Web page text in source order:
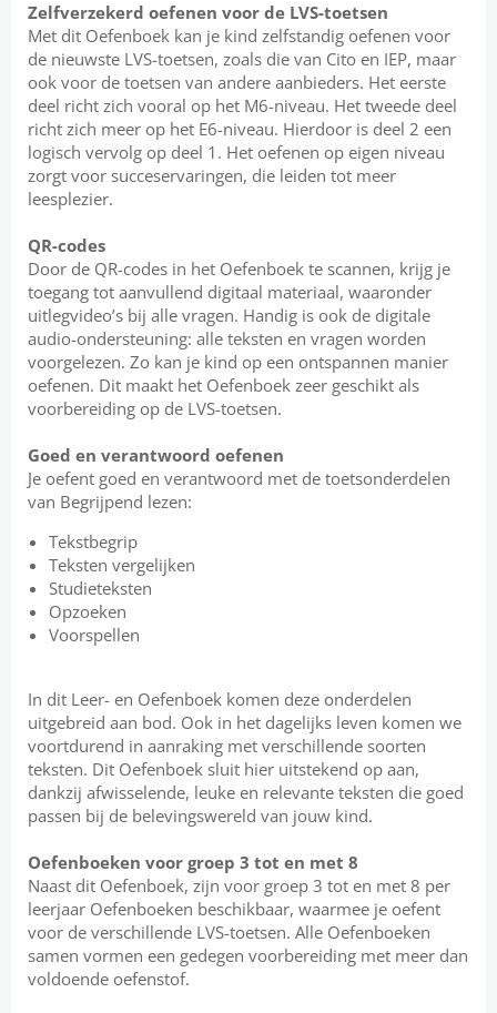
Zelfverzekerd oefenen voor de LVS-toetsen
Met dit Oefenboek kan je kind zelfstandig oefenen voor
de nieuwste LVS-toetsen, zoals die van Cito en IEP, maar
ook voor de toetsen van andere aanbieders. Het eerste
deel richt zich vooral op het M6-niveau. Het tweede deel
richt zich meer op het E6-niveau. Hierdoor is deel 2 een
logisch vervolg op deel 1. Het oefenen op eigen niveau
zorgt voor succeservaringen, die leiden tot meer
leesplezier.
QR-codes
Door de QR-codes in het Oefenboek te scannen, krijg je
toegang tot aanvullend digitaal materiaal, waaronder
uitlegvideo’s bij alle vragen. Handig is ook de digitale
audio-ondersteuning: alle teksten en vragen worden
voorgelezen. Zo kan je kind op een ontspannen manier
oefenen. Dit maakt het Oefenboek zeer geschikt als
voorbereiding op de LVS-toetsen.
Goed en verantwoord oefenen
Je oefent goed en verantwoord met de toetsonderdelen
van Begrijpend lezen:
Tekstbegrip
Teksten vergelijken
Studieteksten
Opzoeken
Voorspellen
In dit Leer- en Oefenboek komen deze onderdelen
uitgebreid aan bod. Ook in het dagelijks leven komen we
voortdurend in aanraking met verschillende soorten
teksten. Dit Oefenboek sluit hier uitstekend op aan,
dankzij afwisselende, leuke en relevante teksten die goed
passen bij de belevingswereld van jouw kind.
Oefenboeken voor groep 3 tot en met 8
Naast dit Oefenboek, zijn voor groep 3 tot en met 8 per
leerjaar Oefenboeken beschikbaar, waarmee je oefent
voor de verschillende LVS-toetsen. Alle Oefenboeken
samen vormen een gedegen voorbereiding met meer dan
voldoende oefenstof.